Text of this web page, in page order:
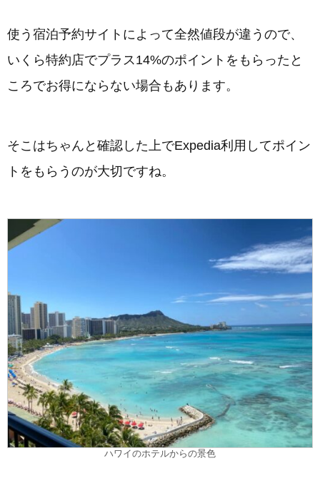
使う宿泊予約サイトによって全然値段が違うので、
いくら特約店でプラス14%のポイントをもらったと
ころでお得にならない場合もあります。
そこはちゃんと確認した上でExpedia利用してポイン
トをもらうのが大切ですね。
ハワイのホテルからの景色